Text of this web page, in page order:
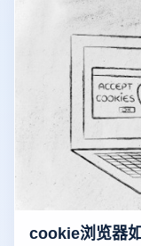
cookie浏览器